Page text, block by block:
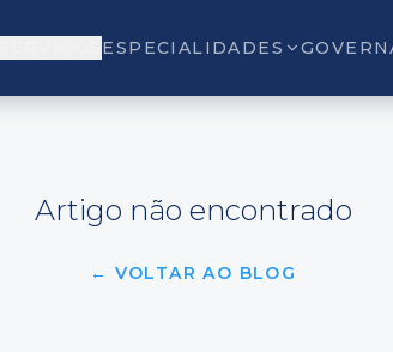
ESPECIALIDADES
Artigo não encontrado
← VOLTAR AO BLOG